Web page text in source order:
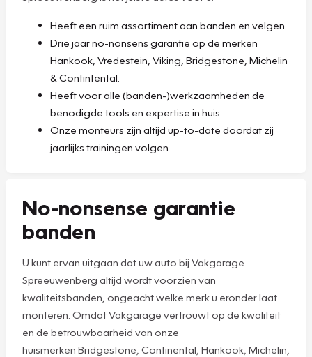
Heeft een ruim assortiment aan banden en velgen
Drie jaar no-nonsens garantie op de merken
Hankook, Vredestein, Viking, Bridgestone, Michelin
& Contintental.
Heeft voor alle (banden-)werkzaamheden de
benodigde tools en expertise in huis
Onze monteurs zijn altijd up-to-date doordat zij
jaarlijks trainingen volgen
No-nonsense garantie
banden
U kunt ervan uitgaan dat uw auto bij Vakgarage
Spreeuwenberg altijd wordt voorzien van
kwaliteitsbanden, ongeacht welke merk u eronder laat
monteren. Omdat Vakgarage vertrouwt op de kwaliteit
en de betrouwbaarheid van onze
huismerken Bridgestone, Continental, Hankook, Michelin,